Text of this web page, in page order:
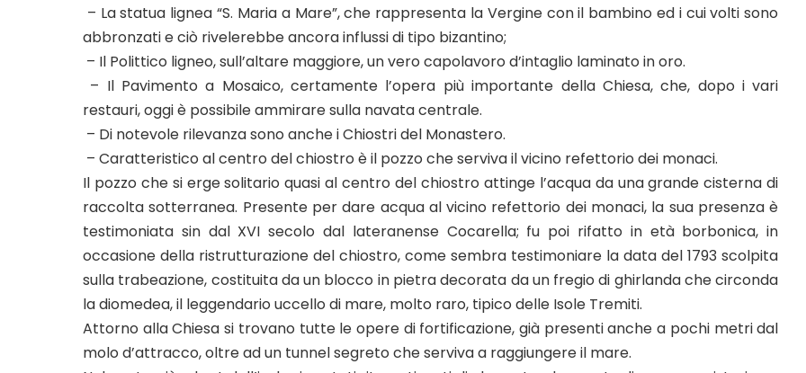
– La statua lignea “S. Maria a Mare”, che rappresenta la Vergine con il bambino ed i cui volti sono
abbronzati e ciò rivelerebbe ancora influssi di tipo bizantino;
– Il Polittico ligneo, sull’altare maggiore, un vero capolavoro d’intaglio laminato in oro.
– Il Pavimento a Mosaico, certamente l’opera più importante della Chiesa, che, dopo i vari
restauri, oggi è possibile ammirare sulla navata centrale.
– Di notevole rilevanza sono anche i Chiostri del Monastero.
– Caratteristico al centro del chiostro è il pozzo che serviva il vicino refettorio dei monaci.
Il pozzo che si erge solitario quasi al centro del chiostro attinge l’acqua da una grande cisterna di
raccolta sotterranea. Presente per dare acqua al vicino refettorio dei monaci, la sua presenza è
testimoniata sin dal XVI secolo dal lateranense Cocarella; fu poi rifatto in età borbonica, in
occasione della ristrutturazione del chiostro, come sembra testimoniare la data del 1793 scolpita
sulla trabeazione, costituita da un blocco in pietra decorata da un fregio di ghirlanda che circonda
la diomedea, il leggendario uccello di mare, molto raro, tipico delle Isole Tremiti.
Attorno alla Chiesa si trovano tutte le opere di fortificazione, già presenti anche a pochi metri dal
molo d’attracco, oltre ad un tunnel segreto che serviva a raggiungere il mare.